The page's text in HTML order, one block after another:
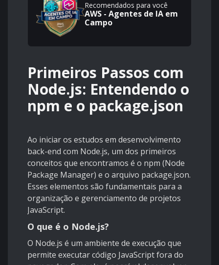
Recomendados para você
AWS - Agentes de IA em
Campo
Primeiros Passos com
Node.js: Entendendo o
npm e o package.json
Ao iniciar os estudos em desenvolvimento
back-end com Node.js, um dos primeiros
conceitos que encontramos é o npm (Node
Package Manager) e o arquivo package.json.
Esses elementos são fundamentais para a
organização e gerenciamento de projetos
JavaScript.
O que é o Node.js?
O Node.js é um ambiente de execução que
permite executar código JavaScript fora do